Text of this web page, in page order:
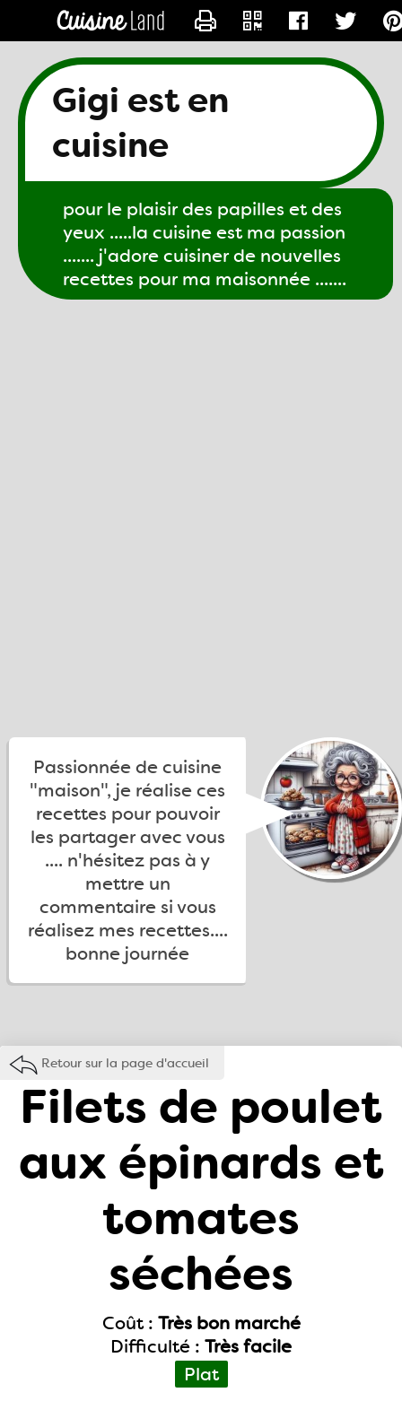
Gigi est en
cuisine
pour le plaisir des papilles et des
yeux .....la cuisine est ma passion
....... j'adore cuisiner de nouvelles
recettes pour ma maisonnée .......
Passionnée de cuisine
"maison", je réalise ces
recettes pour pouvoir
les partager avec vous
.... n'hésitez pas à y
mettre un
commentaire si vous
réalisez mes recettes....
bonne journée
Retour sur la page d'accueil
Filets de poulet
aux épinards et
tomates
séchées
Coût : Très bon marché
Difficulté : Très facile
Plat
CONTACTER GIGI61